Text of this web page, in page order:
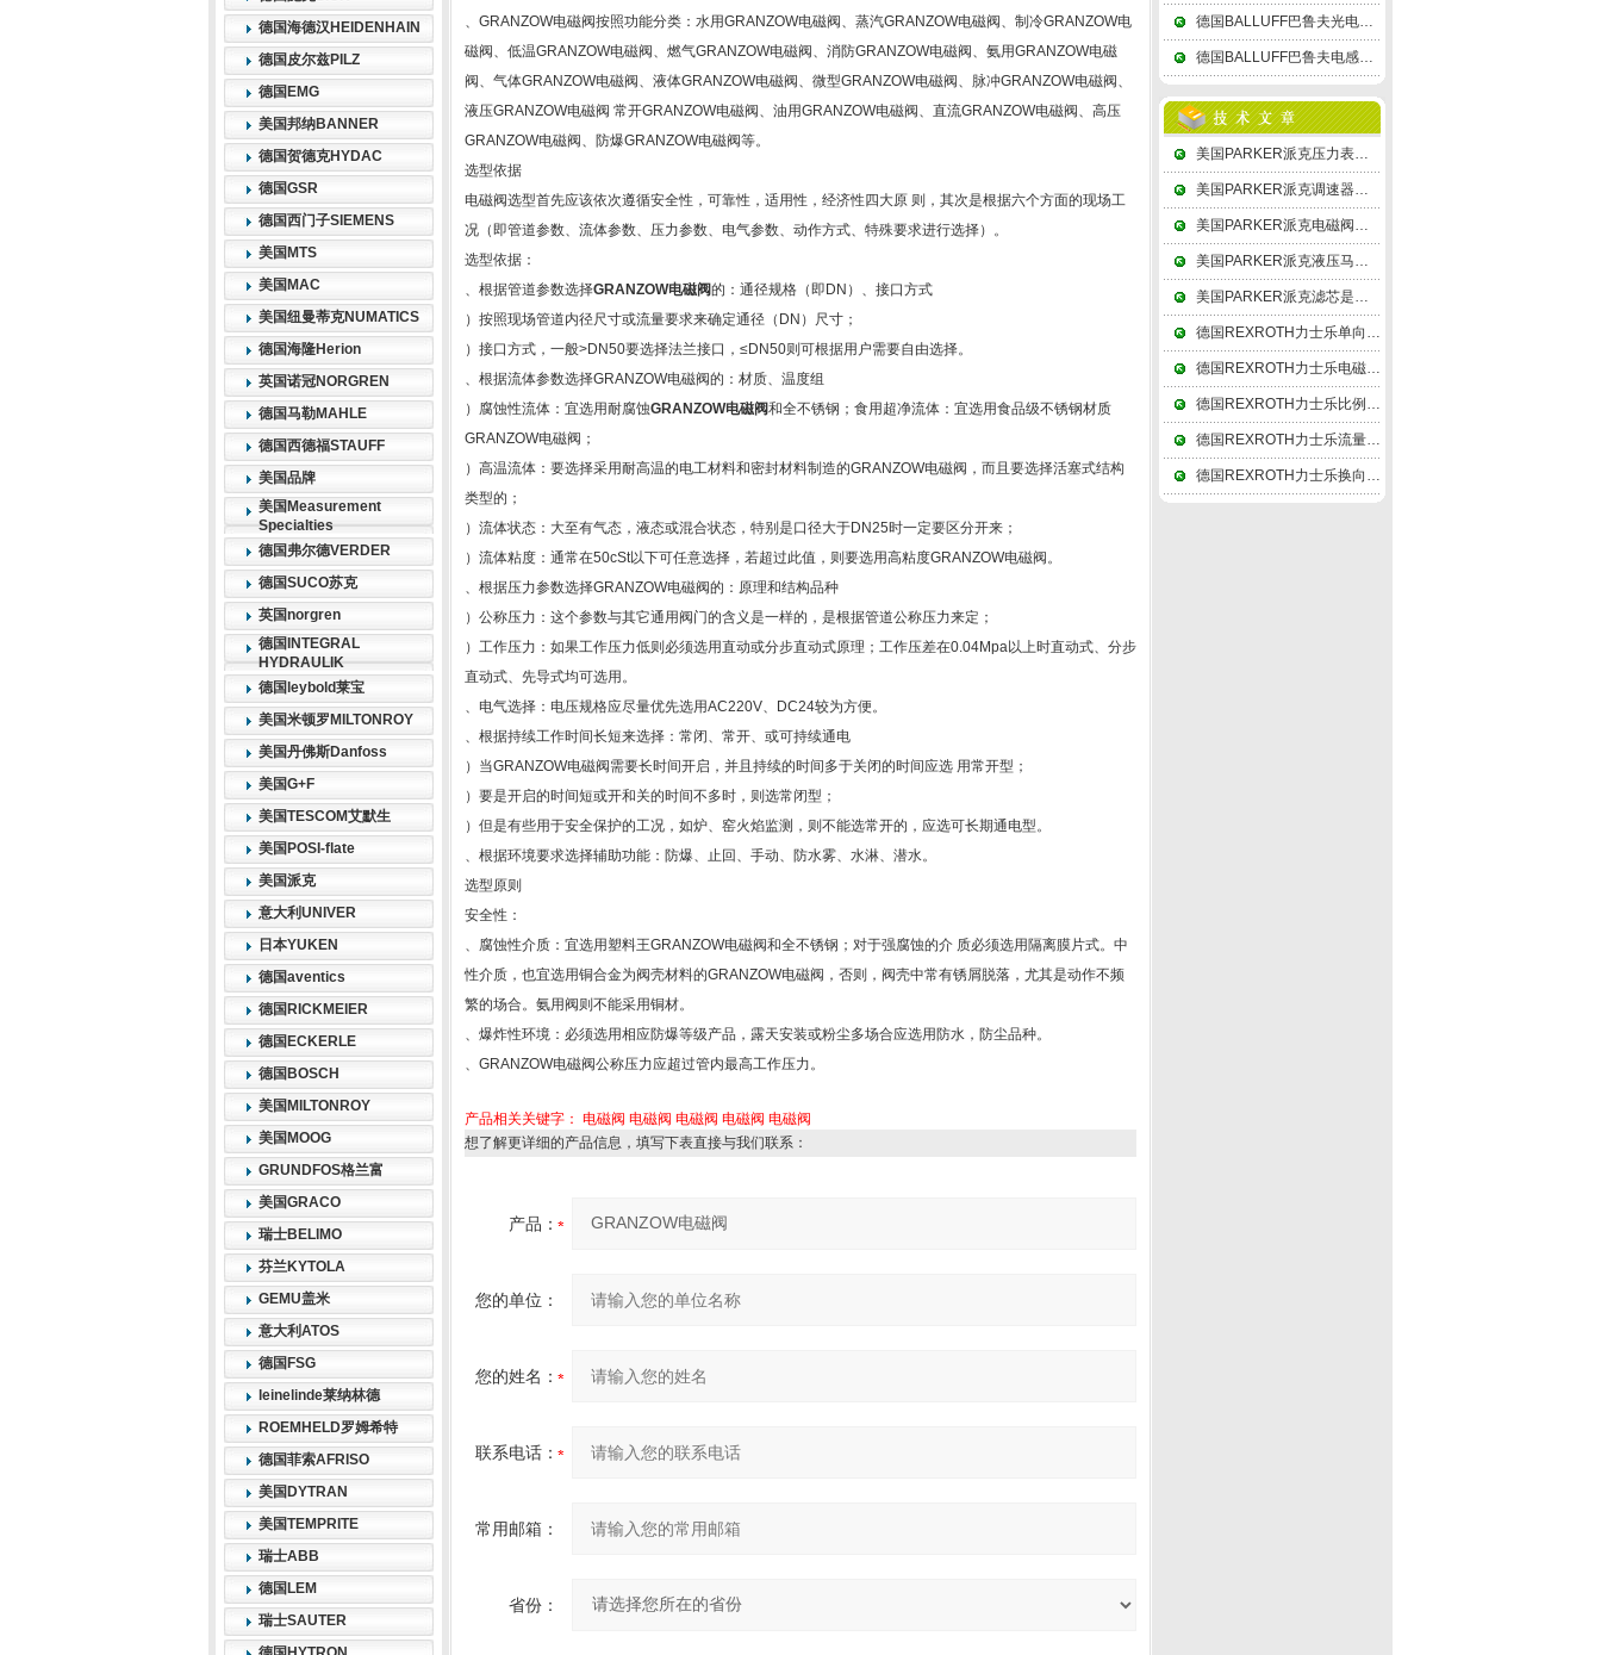
德国海德汉HEIDENHAIN
德国皮尔兹PILZ
德国EMG
美国邦纳BANNER
德国贺德克HYDAC
德国GSR
德国西门子SIEMENS
美国MTS
美国MAC
美国纽曼蒂克NUMATICS
德国海隆Herion
英国诺冠NORGREN
德国马勒MAHLE
德国西德福STAUFF
美国品牌
美国Measurement
Specialties
德国弗尔德VERDER
德国SUCO苏克
英国norgren
德国INTEGRAL
HYDRAULIK
德国leybold莱宝
美国米顿罗MILTONROY
美国丹佛斯Danfoss
美国G+F
美国TESCOM艾默生
美国POSI-flate
美国派克
意大利UNIVER
日本YUKEN
德国aventics
德国RICKMEIER
德国ECKERLE
德国BOSCH
美国MILTONROY
美国MOOG
GRUNDFOS格兰富
美国GRACO
瑞士BELIMO
芬兰KYTOLA
GEMU盖米
意大利ATOS
德国FSG
leinelinde莱纳林德
ROEMHELD罗姆希特
德国菲索AFRISO
美国DYTRAN
美国TEMPRITE
瑞士ABB
德国LEM
瑞士SAUTER
、GRANZOW电磁阀按照功能分类：水用GRANZOW电磁阀、蒸汽GRANZOW电磁阀、制冷GRANZOW电
磁阀、低温GRANZOW电磁阀、燃气GRANZOW电磁阀、消防GRANZOW电磁阀、氨用GRANZOW电磁
阀、气体GRANZOW电磁阀、液体GRANZOW电磁阀、微型GRANZOW电磁阀、脉冲GRANZOW电磁阀、
液压GRANZOW电磁阀 常开GRANZOW电磁阀、油用GRANZOW电磁阀、直流GRANZOW电磁阀、高压
GRANZOW电磁阀、防爆GRANZOW电磁阀等。
选型依据
电磁阀选型首先应该依次遵循安全性，可靠性，适用性，经济性四大原 则，其次是根据六个方面的现场工
况（即管道参数、流体参数、压力参数、电气参数、动作方式、特殊要求进行选择）。
选型依据：
、根据管道参数选择GRANZOW电磁阀的：通径规格（即DN）、接口方式
）按照现场管道内径尺寸或流量要求来确定通径（DN）尺寸；
）接口方式，一般>DN50要选择法兰接口，≤DN50则可根据用户需要自由选择。
、根据流体参数选择GRANZOW电磁阀的：材质、温度组
）腐蚀性流体：宜选用耐腐蚀GRANZOW电磁阀和全不锈钢；食用超净流体：宜选用食品级不锈钢材质
GRANZOW电磁阀；
）高温流体：要选择采用耐高温的电工材料和密封材料制造的GRANZOW电磁阀，而且要选择活塞式结构
类型的；
）流体状态：大至有气态，液态或混合状态，特别是口径大于DN25时一定要区分开来；
）流体粘度：通常在50cSt以下可任意选择，若超过此值，则要选用高粘度GRANZOW电磁阀。
、根据压力参数选择GRANZOW电磁阀的：原理和结构品种
）公称压力：这个参数与其它通用阀门的含义是一样的，是根据管道公称压力来定；
）工作压力：如果工作压力低则必须选用直动或分步直动式原理；工作压差在0.04Mpa以上时直动式、分步
直动式、先导式均可选用。
、电气选择：电压规格应尽量优先选用AC220V、DC24较为方便。
、根据持续工作时间长短来选择：常闭、常开、或可持续通电
）当GRANZOW电磁阀需要长时间开启，并且持续的时间多于关闭的时间应选 用常开型；
）要是开启的时间短或开和关的时间不多时，则选常闭型；
）但是有些用于安全保护的工况，如炉、窑火焰监测，则不能选常开的，应选可长期通电型。
、根据环境要求选择辅助功能：防爆、止回、手动、防水雾、水淋、潜水。
选型原则
安全性：
、腐蚀性介质：宜选用塑料王GRANZOW电磁阀和全不锈钢；对于强腐蚀的介 质必须选用隔离膜片式。中
性介质，也宜选用铜合金为阀壳材料的GRANZOW电磁阀，否则，阀壳中常有锈屑脱落，尤其是动作不频
繁的场合。氨用阀则不能采用铜材。
、爆炸性环境：必须选用相应防爆等级产品，露天安装或粉尘多场合应选用防水，防尘品种。
、GRANZOW电磁阀公称压力应超过管内最高工作压力。
产品相关关键字： 电磁阀 电磁阀 电磁阀 电磁阀 电磁阀
想了解更详细的产品信息，填写下表直接与我们联系：
产品：
您的单位：
您的姓名：
联系电话：
常用邮箱：
省份：
德国BALLUFF巴鲁夫光电传感器在接收器一个槽的两侧组成槽形光电
德国BALLUFF巴鲁夫电感式传感器次级绕组用差动形式连接，故称差动变压器式
美国PARKER派克压力表内为了保持溢流孔的正常性能，需在表后面留出至少10mm
美国PARKER派克调速器的缓冲器和缓冲活塞就象一个刚体一样地运动
美国PARKER派克电磁阀线圈与底版间存在的电容被称为分布电容
美国PARKER派克液压马达分解为轴向分力及和垂直分力Q
美国PARKER派克滤芯是由钛粉经成形、高温烧结而成
德国REXROTH力士乐单向阀一般外壳为ABS,PE,PP,NYLON, PC
德国REXROTH力士乐电磁阀依次遵循安全性，可靠性，适用性，经济性四大原则
德国REXROTH力士乐比例放大器的设计指标要求差分输出幅度为±4V
德国REXROTH力士乐流量阀采用分流集流阀－同步阀的同步控制液压系统
德国REXROTH力士乐换向阀调节螺钉在两组密封组件不能同步